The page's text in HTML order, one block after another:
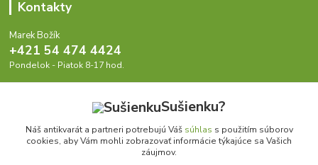
Kontakty
Marek Božík
+421 54 474 4424
Pondelok - Piatok 8-17 hod.
Sušienku?
Náš antikvarát a partneri potrebujú Váš súhlas s použitím súborov
cookies, aby Vám mohli zobrazovať informácie týkajúce sa Vašich
záujmov.